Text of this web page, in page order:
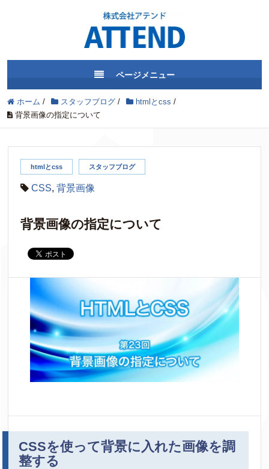
ページメニュー
ホーム / スタッフブログ / htmlとcss /
背景画像の指定について
htmlとcss スタッフブログ
CSS,背景画像
背景画像の指定について
CSSを使って背景に入れた画像を調
整する